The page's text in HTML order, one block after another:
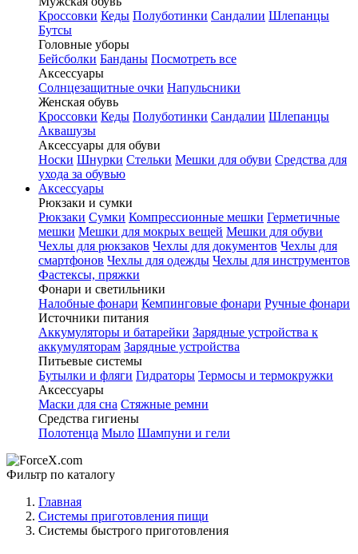
Кроссовки Кеды Полуботинки Сандалии Шлепанцы
Бутсы
Головные уборы
Бейсболки Банданы Посмотреть все
Аксессуары
Солнцезащитные очки Напульсники
Женская обувь
Кроссовки Кеды Полуботинки Сандалии Шлепанцы
Аквашузы
Аксессуары для обуви
Носки Шнурки Стельки Мешки для обуви Средства для
ухода за обувью
Аксессуары
Рюкзаки и сумки
Рюкзаки Сумки Компрессионные мешки Герметичные
мешки Мешки для мокрых вещей Мешки для обуви
Чехлы для рюкзаков Чехлы для документов Чехлы для
смартфонов Чехлы для одежды Чехлы для инструментов
Фастексы, пряжки
Фонари и светильники
Налобные фонари Кемпинговые фонари Ручные фонари
Источники питания
Аккумуляторы и батарейки Зарядные устройства к
аккумуляторам Зарядные устройства
Питьевые системы
Бутылки и фляги Гидраторы Термосы и термокружки
Аксессуары
Маски для сна Стяжные ремни
Средства гигиены
Полотенца Мыло Шампуни и гели
Фильтр по каталогу
Главная
Системы приготовления пищи
Системы быстрого приготовления